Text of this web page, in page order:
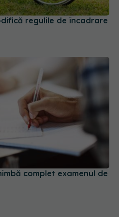
regulile de încadrare
complet examenul de